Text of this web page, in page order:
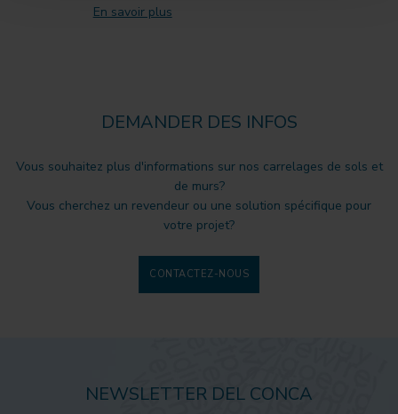
En savoir plus
DEMANDER DES INFOS
Vous souhaitez plus d'informations sur nos carrelages de sols et
de murs?
Vous cherchez un revendeur ou une solution spécifique pour
votre projet?
CONTACTEZ-NOUS
NEWSLETTER DEL CONCA